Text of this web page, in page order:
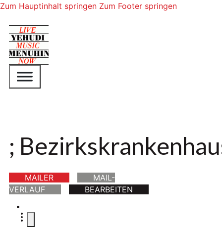
Zum Hauptinhalt springen Zum Footer springen
;
MAILER
MAIL-
VERLAUF
BEARBEITEN